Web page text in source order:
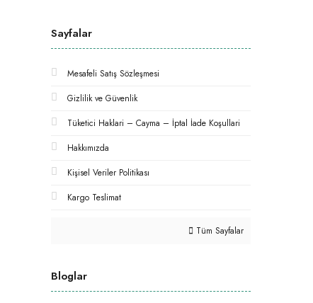
Sayfalar
Mesafeli Satış Sözleşmesi
Gizlilik ve Güvenlik
Tüketici Haklari – Cayma – İptal İade Koşullari
Hakkımızda
Kişisel Veriler Politikası
Kargo Teslimat
Tüm Sayfalar
Bloglar